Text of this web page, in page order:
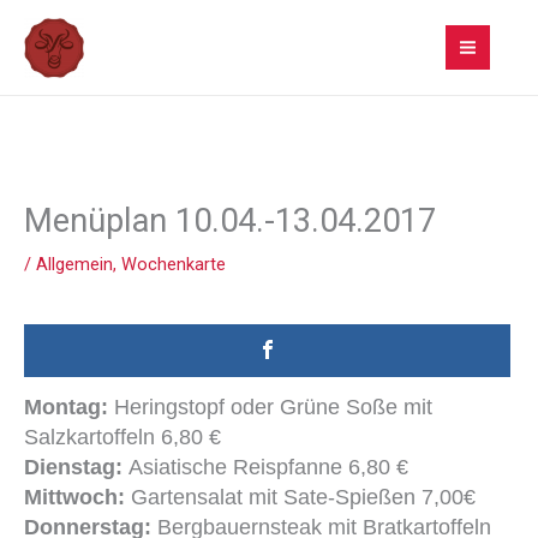
Inhalt
springen
Menüplan 10.04.-13.04.2017
/ Allgemein, Wochenkarte
Montag: Heringstopf oder Grüne Soße mit
Salzkartoffeln 6,80 €
Dienstag: Asiatische Reispfanne 6,80 €
Mittwoch: Gartensalat mit Sate-Spießen 7,00€
Donnerstag: Bergbauernsteak mit Bratkartoffeln